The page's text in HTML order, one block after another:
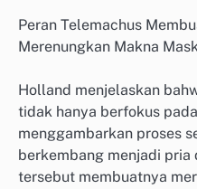
Peran Telemachus
Merenungkan Makna
Holland menjelaskan
tidak hanya berfokus
menggambarkan proses
berkembang menjadi pria
tersebut membuatnya